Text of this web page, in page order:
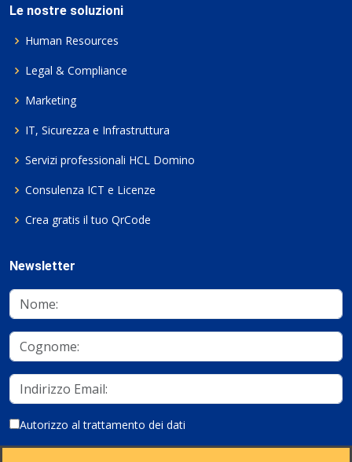
Le nostre soluzioni
Human Resources
Legal & Compliance
Marketing
IT, Sicurezza e Infrastruttura
Servizi professionali HCL Domino
Consulenza ICT e Licenze
Crea gratis il tuo QrCode
Newsletter
Autorizzo al trattamento dei dati